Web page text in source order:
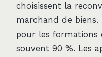
choisissent la
marchand de biens.
pour les formations
souvent 90 %. Les